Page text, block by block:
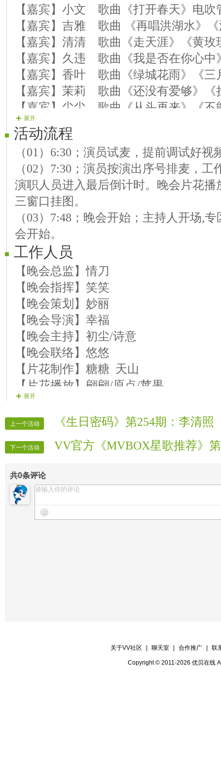
【嘉宾】小文 歌曲《打开春天》电吹
【嘉宾】吉雅 歌曲 《再唱洪湖水》
【嘉宾】清清 歌曲《走天涯》《黄玫
【嘉宾】久违 歌曲《我是否在你心中
【嘉宾】香叶 歌曲《绿城花雨》《三
【嘉宾】茉莉 歌曲《还没有爱够》《
【嘉宾】尘尘 歌曲《从头再来》《不
【嘉宾】海河 歌曲《喊黄河》
【嘉宾】随风 歌曲《为了下一次相遇
【嘉宾】寒青 歌曲《爱的路上千万里
展开
活动流程
（01）6:30；演员试麦，提前调试好视
（02）7:30；演员按演出序号排麦，
演职人员进入最后倒计时。晚会片花
三窗口挂图。
（03）7:48；晚会开始；主持人开场,
会开始。
工作人员
【晚会总监】情刀
【晚会指挥】笑笑
【晚会策划】妙丽
【晚会导演】幸福
【晚会主持】初尘/诗意
【晚会联络】悠悠
【片花制作】糖糖 天山
【片花播放】翩翩/原点/苹果
【晚会广播】冰玉
【晚会护麦】随风
【晚会递麦】开心
【晚会迎宾】房间全体管理
【晚会报道】官方记者部
展开
上一个活动 《生日密码》第254期：李清照
下一个活动 VV官方《MVBOX星歌推荐》
共0条评论
关于VV社区 聊天室 合作推广 联
Copyright © 2011-2026 优贝在线